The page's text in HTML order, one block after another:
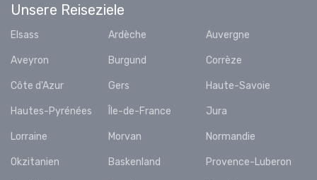
Unsere Reiseziele
Elsass Ardèche Auvergne
Aveyron Burgund Corrèze
Côte d'Azur Gers Haute-Savoie
Hautes-Pyrénées Île-de-France Jura
Lorraine Morvan Normandie
Okzitanien Baskenland Provence-Luberon